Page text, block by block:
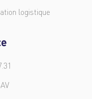
logistique